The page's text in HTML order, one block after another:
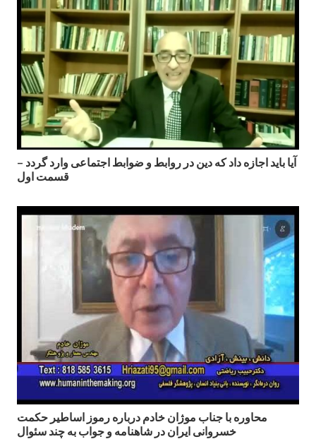
آیا باید اجازه داد که دین در روابط و ضوابط اجتماعی وارد گردد –
قسمت اول
محاوره با جناب موژان خادم درباره رموز اساطير حكمت
خسروانى ايران در شاهنامه و جواب به چند سئوال